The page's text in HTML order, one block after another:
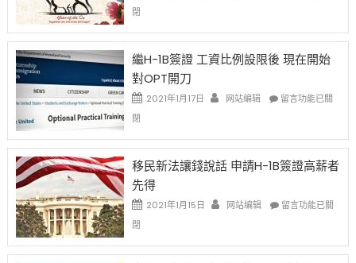
New
Ox
Issue〉
閉
繼H-1B簽證 工資比例設限後 現在開始
對OPT開刀
2021年1月17日 网站编辑
在
1B
證
資
設
留言功能已關
閉
移民新法讓錢說話 申請H-1B簽證高薪者
先得
2021年1月15日 网站编辑
在
新
留言功能已關
閉